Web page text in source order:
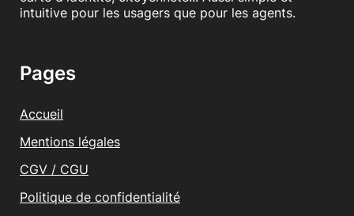
intuitive pour les usagers que pour les agents.
Pages
Accueil
Mentions légales
CGV / CGU
Politique de confidentialité